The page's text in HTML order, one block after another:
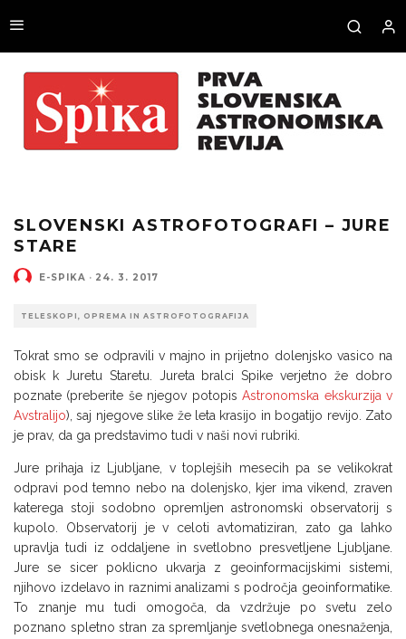
SLOVENSKI ASTROFOTOGRAFI – JURE
STARE
E-SPIKA · 24. 3. 2017
TELESKOPI, OPREMA IN ASTROFOTOGRAFIJA
Tokrat smo se odpravili v majno in prijetno dolenjsko vasico na
obisk k Juretu Staretu. Jureta bralci Spike verjetno že dobro
poznate (preberite še njegov potopisAstronomska ekskurzija v
Avstralijo), saj njegove slike že leta krasijo in bogatijo revijo. Zato
je prav, da ga predstavimo tudi v naši novi rubriki.
Jure prihaja iz Ljubljane, v toplejših mesecih pa se velikokrat
odpravi pod temno nebo na dolenjsko, kjer ima vikend, zraven
katerega stoji sodobno opremljen astronomski observatorij s
kupolo. Observatorij je v celoti avtomatiziran, zato ga lahko
upravlja tudi iz oddaljene in svetlobno presvetljene Ljubljane.
Jure se sicer poklicno ukvarja z geoinformacijskimi sistemi,
njihovo izdelavo in raznimi analizami s področja geoinformatike.
To znanje mu tudi omogoča, da vzdržuje po svetu zelo
poznano spletno stran za spremljanje svetlobnega onesnaženja,